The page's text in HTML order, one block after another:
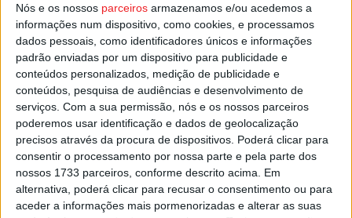
Nós e os nossos parceiros armazenamos e/ou acedemos a
informações num dispositivo, como cookies, e processamos
dados pessoais, como identificadores únicos e informações
padrão enviadas por um dispositivo para publicidade e
conteúdos personalizados, medição de publicidade e
conteúdos, pesquisa de audiências e desenvolvimento de
serviços. Com a sua permissão, nós e os nossos parceiros
poderemos usar identificação e dados de geolocalização
precisos através da procura de dispositivos. Poderá clicar para
consentir o processamento por nossa parte e pela parte dos
nossos 1733 parceiros, conforme descrito acima. Em
alternativa, poderá clicar para recusar o consentimento ou para
aceder a informações mais pormenorizadas e alterar as suas
O festival tem entrada paga, mas cada visitante poderá
depois experimentar cada uma das sopas confecionadas
para o evento.
O cartaz do Festival das Sopas em Sernancelhe incluiu
ainda uma exposição etnográfica, e pelo espaço haverá
tasquinhas com produtos regionais e provas de vinhos.